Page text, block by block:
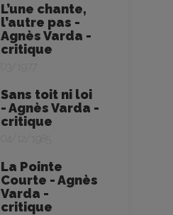
L’une chante,
l’autre pas -
Agnès Varda -
critique
Sans toit ni loi
- Agnès Varda -
critique
04/12/1985
La Pointe
Courte - Agnès
Varda -
critique